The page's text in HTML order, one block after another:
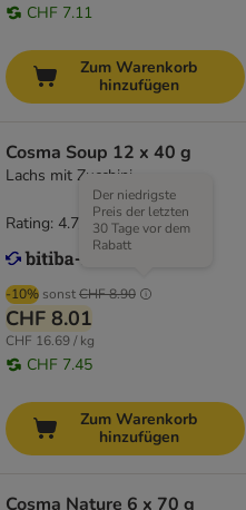
CHF 7.11
Zum Warenkorb
hinzufügen
Cosma Soup 12 x 40 g
Lachs mit Zucchini
-10% sonstCHF 8.90
Der niedrigste
Preis der letzten
30 Tage vor dem
Rabatt
CHF 8.01
CHF 16.69 / kg
CHF 7.45
Rating: 4.7/5 (127
Zum Warenkorb
hinzufügen
Cosma Nature 6 x 70 g